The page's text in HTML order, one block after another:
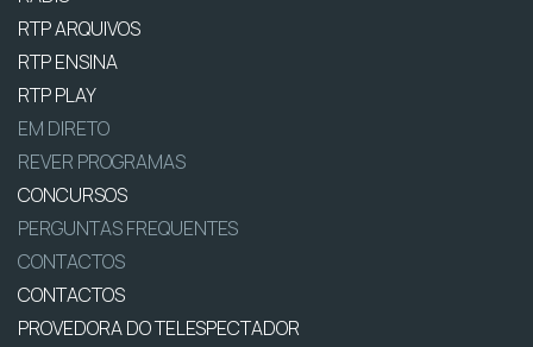
RTP ARQUIVOS
RTP ENSINA
RTP PLAY
EM DIRETO
REVER PROGRAMAS
CONCURSOS
PERGUNTAS FREQUENTES
CONTACTOS
CONTACTOS
PROVEDORA DO TELESPECTADOR